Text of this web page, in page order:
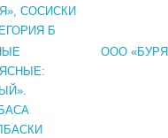
СОСИСКИ
Б
ООО